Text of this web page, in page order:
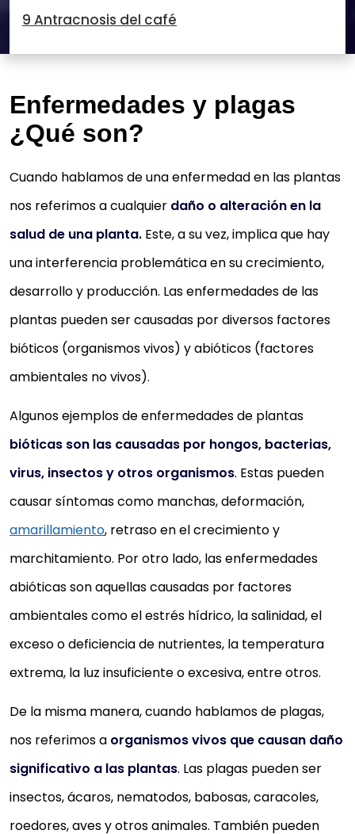
9 Antracnosis del café
Enfermedades y plagas
¿Qué son?
Cuando hablamos de una enfermedad en las plantas
nos referimos a cualquier daño o alteración en la
salud de una planta. Este, a su vez, implica que hay
una interferencia problemática en su crecimiento,
desarrollo y producción. Las enfermedades de las
plantas pueden ser causadas por diversos factores
bióticos (organismos vivos) y abióticos (factores
ambientales no vivos).
Algunos ejemplos de enfermedades de plantas
bióticas son las causadas por hongos, bacterias,
virus, insectos y otros organismos. Estas pueden
causar síntomas como manchas, deformación,
amarillamiento, retraso en el crecimiento y
marchitamiento. Por otro lado, las enfermedades
abióticas son aquellas causadas por factores
ambientales como el estrés hídrico, la salinidad, el
exceso o deficiencia de nutrientes, la temperatura
extrema, la luz insuficiente o excesiva, entre otros.
De la misma manera, cuando hablamos de plagas,
nos referimos a organismos vivos que causan daño
significativo a las plantas. Las plagas pueden ser
insectos, ácaros, nematodos, babosas, caracoles,
roedores, aves y otros animales. También pueden